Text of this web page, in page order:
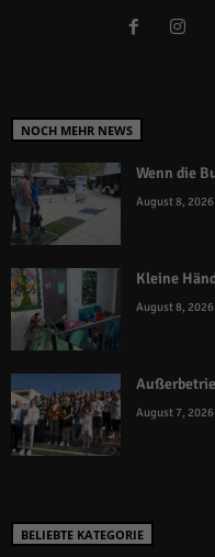
NOCH MEHR NEWS
Wenn die
August 8, 2026
Kleine
August 8, 2026
August 7, 2026
BELIEBTE KATEGORIE